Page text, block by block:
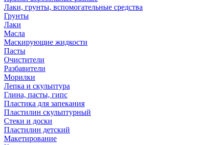
Лаки, грунты, вспомогательные средства
Грунты
Лаки
Масла
Маскирующие жидкости
Пасты
Очистители
Разбавители
Морилки
Лепка и скульптура
Глина, пасты, гипс
Пластика для запекания
Пластилин скульптурный
Стеки и доски
Пластилин детский
Макетирование